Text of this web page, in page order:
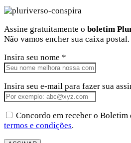
Assine gratuitamente o boletim
Não vamos encher sua caixa
Insira seu nome *
Insira seu e-mail para fazer sua
Concordo em receber o Boletim
termos e condições.